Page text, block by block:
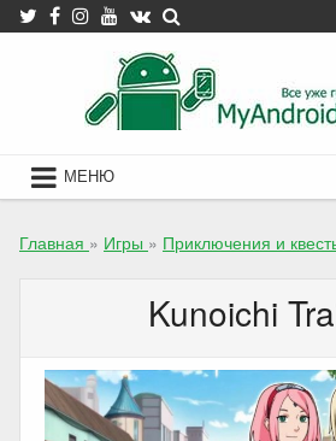
Skip
to
МЕНЮ
Главная » Игры » Приключения и
Kunoichi